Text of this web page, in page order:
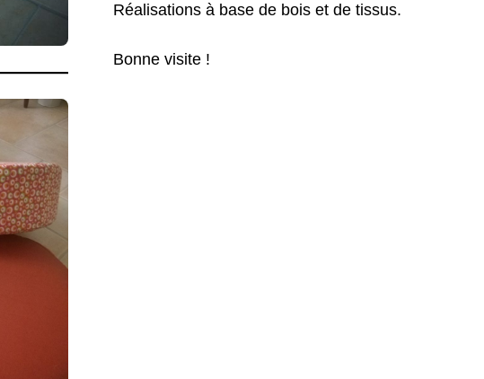
Réalisations à base de bois et de tissus.
Bonne visite !